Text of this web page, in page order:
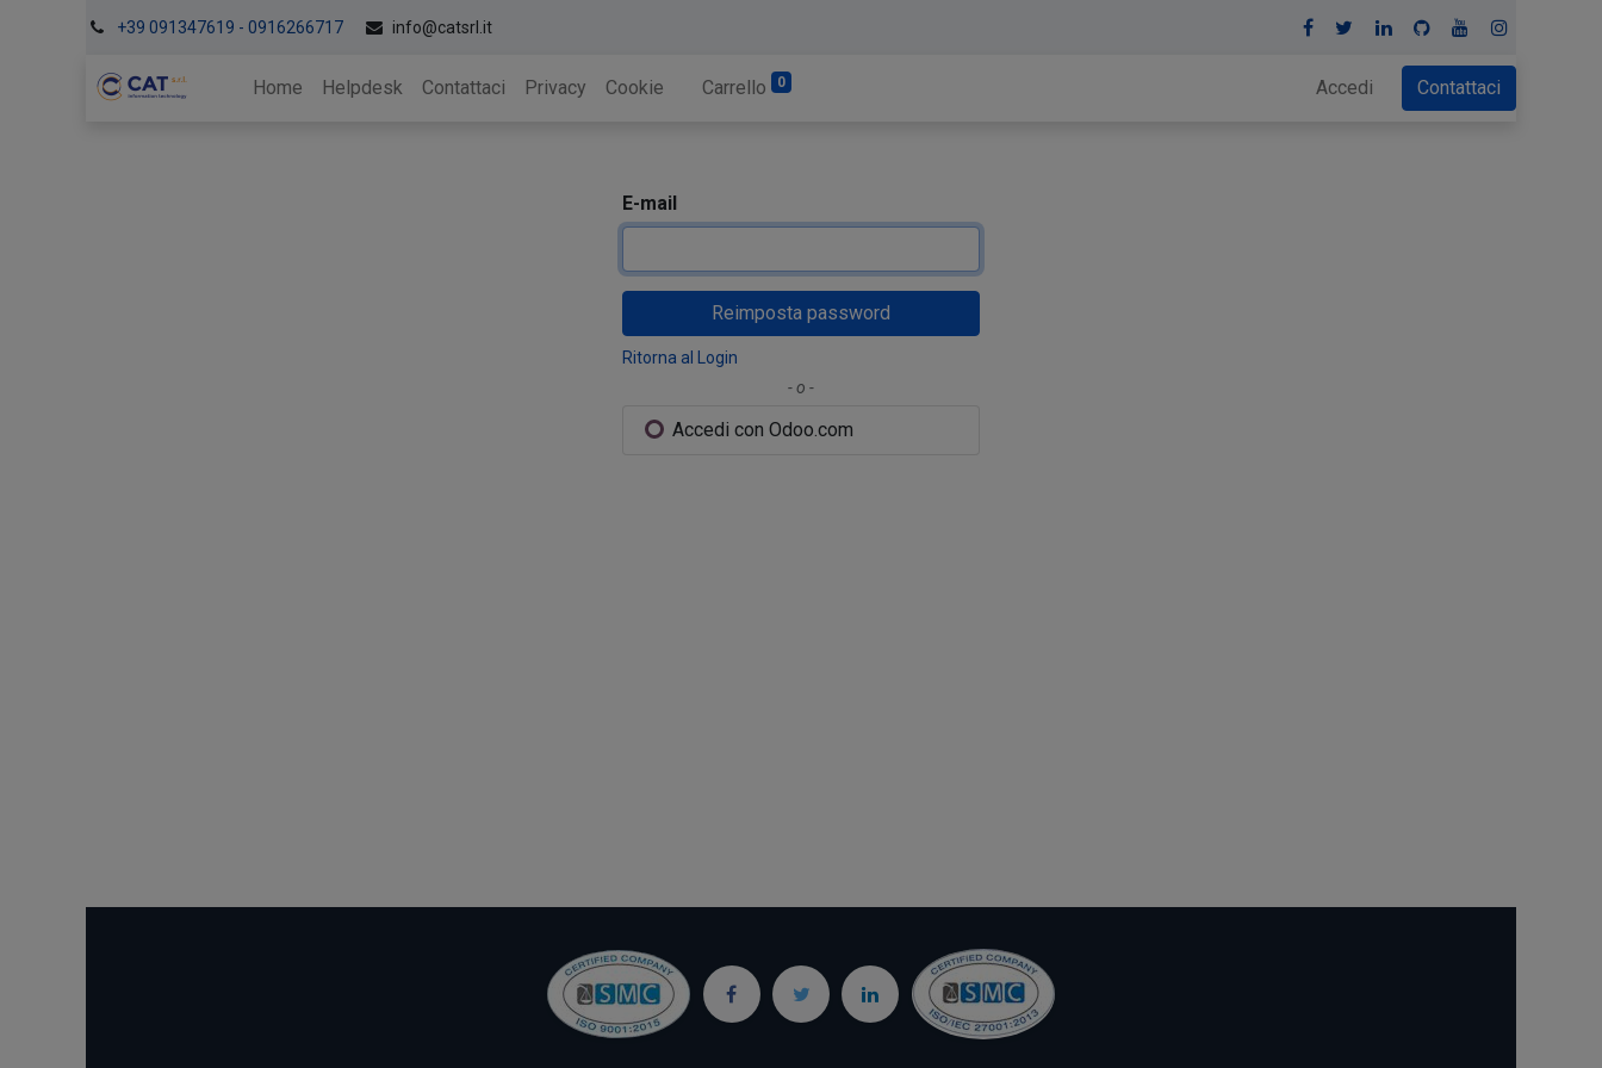
+39 091347619 - 0916266717 info@catsrl.it
Home Helpdesk Contattaci Privacy Cookie Carrello 0 Accedi Contattaci
E-mail
Reimposta password
Ritorna al Login
- o -
Accedi con Odoo.com